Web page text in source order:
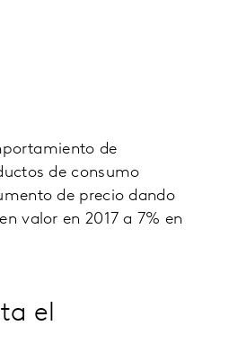
de
de consumo
de precio dando
valor en 2017 a 7% en
el